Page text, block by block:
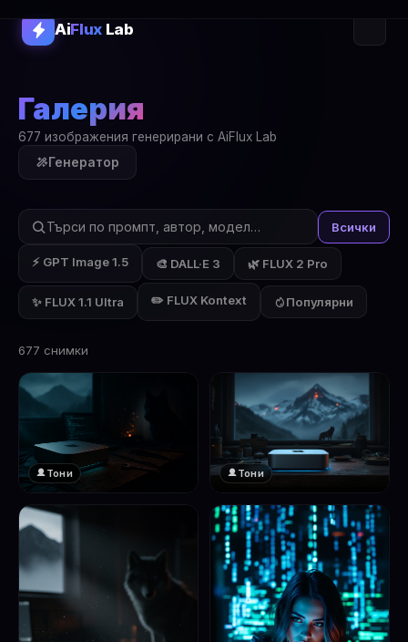
AiFluxLab
Галерия
677 изображения генерирани с AiFlux Lab
Генератор
Всички
⚡ GPT Image 1.5 🎨 DALL·E 3 🌿 FLUX 2 Pro
✨ FLUX 1.1 Ultra ✏️ FLUX Kontext Популярни
677 снимки
Тони Тони